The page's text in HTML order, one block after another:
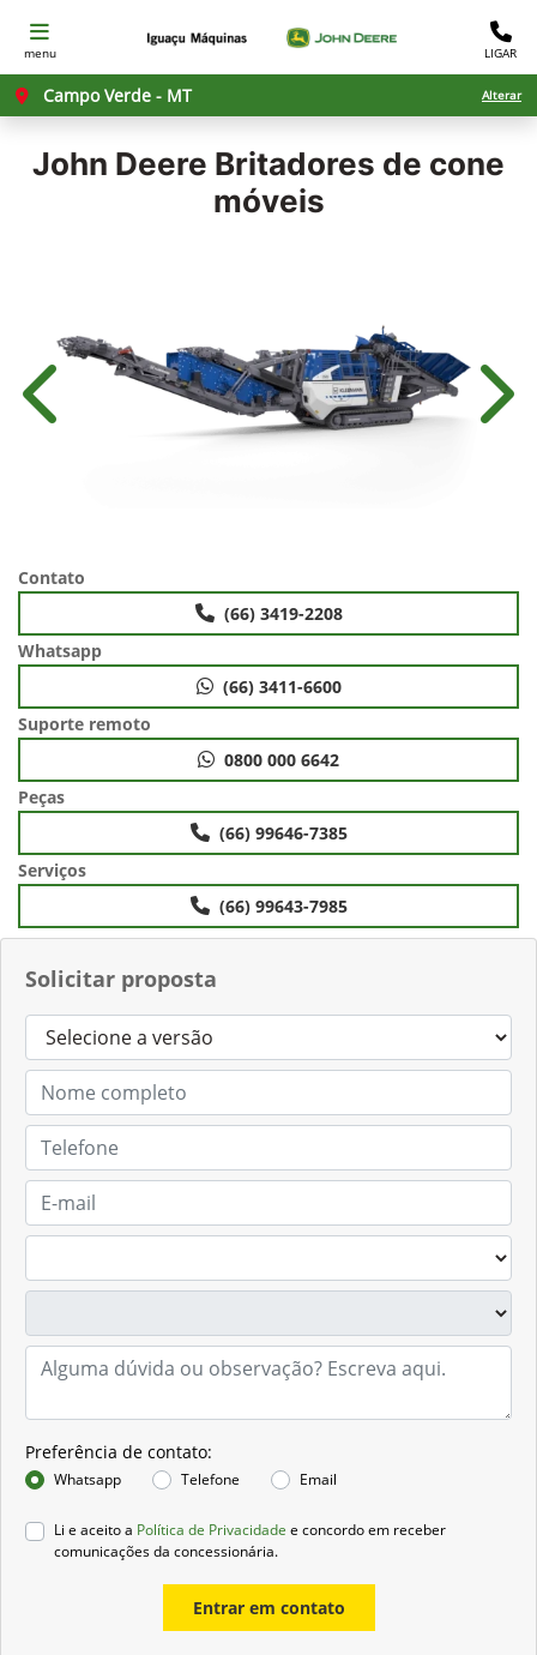
menu LIGAR
Campo Verde - MT Alterar
John Deere Britadores de cone
móveis
Solicitar proposta
Preferência de contato:
Whatsapp Telefone Email
Li e aceito a Política de Privacidade e concordo em receber
comunicações da concessionária.
Entrar em contato
Anterior
Contato
(66) 3419-2208
Whatsapp
(66) 3411-6600
Suporte remoto
0800 000 6642
Peças
(66) 99646-7385
Serviços
(66) 99643-7985